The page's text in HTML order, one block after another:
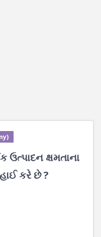
ઉત્પાદન ક્ષમતાના
કરે છે ?